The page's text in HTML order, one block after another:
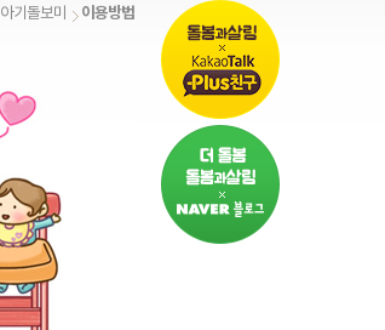
아기돌보미 이용방법